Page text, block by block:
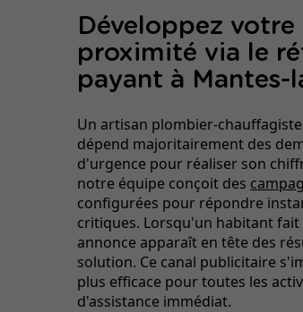
Développez
proximité via le
payant à Mantes-
Un artisan plombier-
dépend majoritairement des
d'urgence pour réaliser son
notre équipe conçoit des
configurées pour répondre
critiques. Lorsqu'un habitant
annonce apparaît en tête des
solution. Ce canal publicitaire
plus efficace pour toutes les
d'assistance immédiat.